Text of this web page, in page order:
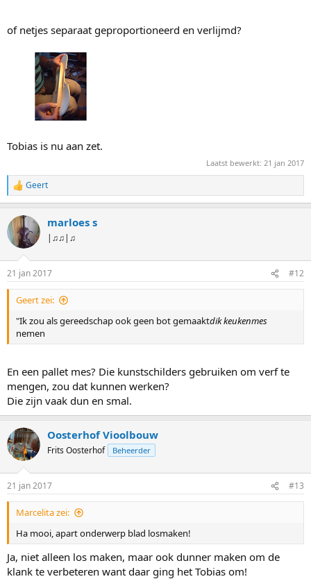
of netjes separaat geproportioneerd en verlijmd?
Tobias is nu aan zet.
Laatst bewerkt: 21 jan 2017
W
a
r
d
e
n
g
e
Geert
marloes s
|♫♫|♫
21 jan 2017 #12
Geert zei:
"Ik zou als gereedschap ook geen bot gemaaktdik keukenmes
nemen
En een pallet mes? Die kunstschilders gebruiken om verf te
mengen, zou dat kunnen werken?
Die zijn vaak dun en smal.
Oosterhof Vioolbouw
Frits Oosterhof Beheerder
21 jan 2017 #13
Marcelita zei:
Ha mooi, apart onderwerp blad losmaken!
Ja, niet alleen los maken, maar ook dunner maken om de
klank te verbeteren want daar ging het Tobias om!